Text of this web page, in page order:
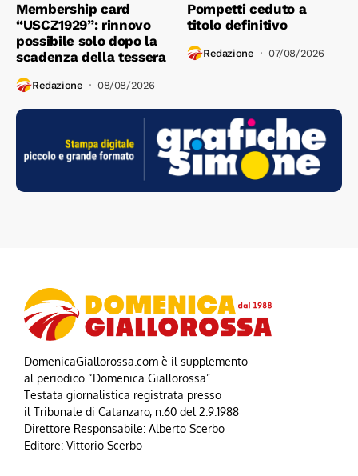
Membership card
“USCZ1929”: rinnovo
possibile solo dopo la
scadenza della tessera
Redazione 08/08/2026
Pompetti ceduto a
titolo definitivo
Redazione 07/08/2026
DomenicaGiallorossa.com è il supplemento
al periodico “Domenica Giallorossa”.
Testata giornalistica registrata presso
il Tribunale di Catanzaro, n.60 del 2.9.1988
Direttore Responsabile: Alberto Scerbo
Editore: Vittorio Scerbo